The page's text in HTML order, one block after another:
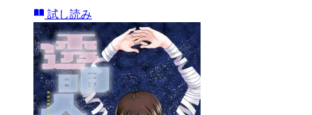
試し読み